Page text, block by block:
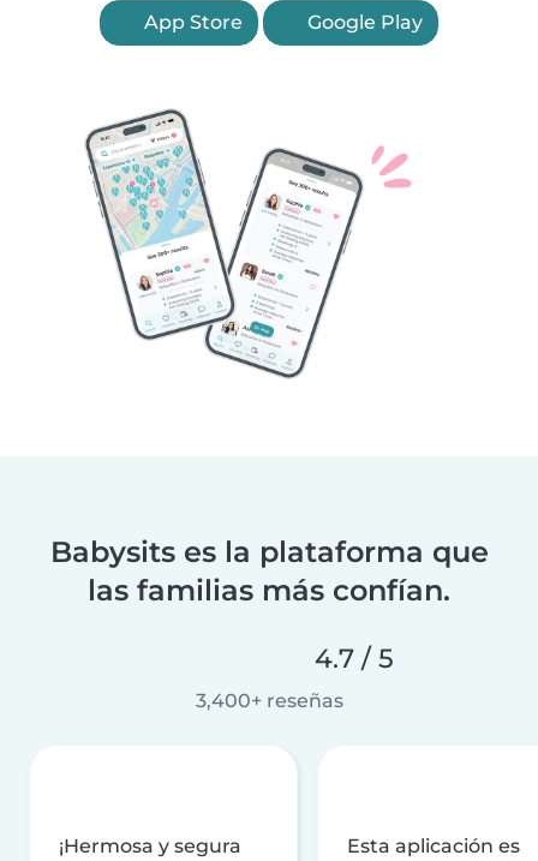
App Store Google Play
Babysits es la plataforma que
las familias más confían.
4.7 / 5
3,400+ reseñas
¡Hermosa y segura
Esta aplicación es